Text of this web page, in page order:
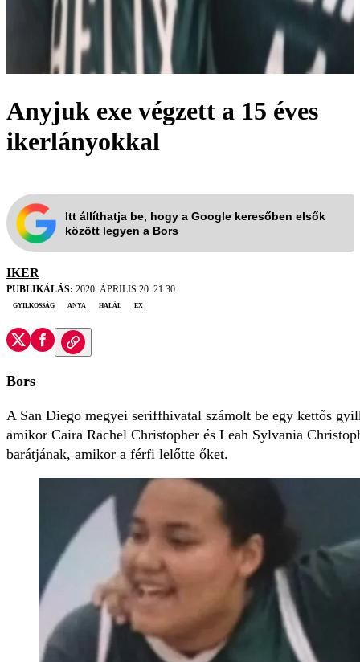
Anyjuk exe végzett a 15 éves
ikerlányokkal
Itt állíthatja be, hogy a Google keresőben elsők
között legyen a Bors
IKER
PUBLIKÁLÁS: 2020. ÁPRILIS 20. 21:30
gyilkosság
anya halál ex
Bors
A San Diego megyei seriffhivatal számolt be egy kettős
amikor Caira Rachel Christopher és Leah Sylvania
barátjának, amikor a férfi lelőtte őket.